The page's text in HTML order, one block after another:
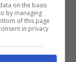
on the basis
by managing
of this page
in privacy